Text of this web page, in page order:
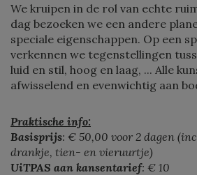
We kruipen in de rol van echte
dag bezoeken we een andere
speciale eigenschappen. Op een
verkennen we tegenstellingen
luid en stil, hoog en laag, ... Alle
afwisselend en evenwichtig aan
Praktische info:
Basisprijs: € 50,00 voor 2 dagen
drankje, tien- en vieruurtje)
UiTPAS aan kansentarief: € 10